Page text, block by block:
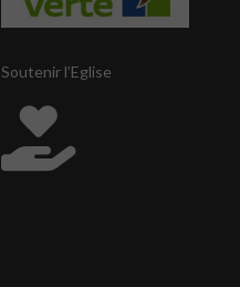
Soutenir l’Eglise